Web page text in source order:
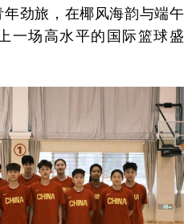
劲旅，在椰风海韵与端午
一场高水平的国际篮球盛